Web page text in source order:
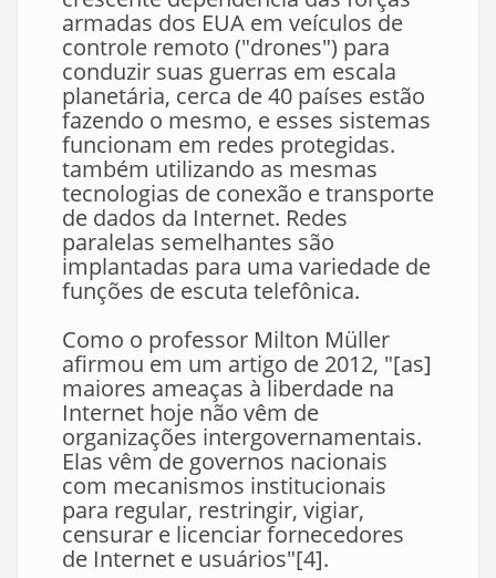
armadas dos EUA em veículos de
controle remoto ("drones") para
conduzir suas guerras em escala
planetária, cerca de 40 países estão
fazendo o mesmo, e esses sistemas
funcionam em redes protegidas.
também utilizando as mesmas
tecnologias de conexão e transporte
de dados da Internet. Redes
paralelas semelhantes são
implantadas para uma variedade de
funções de escuta telefônica.
Como o professor Milton Müller
afirmou em um artigo de 2012, "[as]
maiores ameaças à liberdade na
Internet hoje não vêm de
organizações intergovernamentais.
Elas vêm de governos nacionais
com mecanismos institucionais
para regular, restringir, vigiar,
censurar e licenciar fornecedores
de Internet e usuários"[4].